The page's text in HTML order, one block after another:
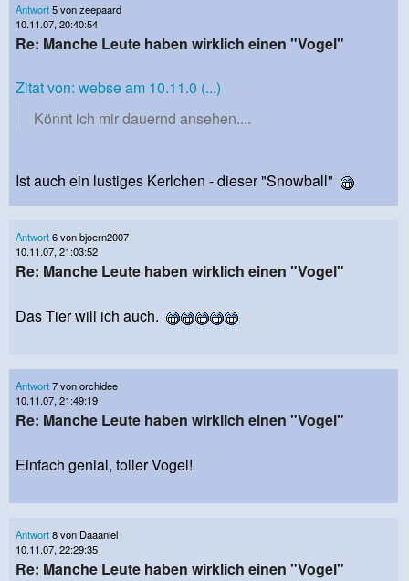
Antwort5 von zeepaard
10.11.07, 20:40:54
Re: Manche Leute haben wirklich einen "Vogel"
Zitat von: webse am 10.11.0 (...)
Könnt ich mir dauernd ansehen....
Ist auch ein lustiges Kerlchen - dieser "Snowball"
Antwort6 von bjoern2007
10.11.07, 21:03:52
Re: Manche Leute haben wirklich einen "Vogel"
Das Tier will ich auch.
Antwort7 von orchidee
10.11.07, 21:49:19
Re: Manche Leute haben wirklich einen "Vogel"
Einfach genial, toller Vogel!
Antwort8 von Daaaniel
10.11.07, 22:29:35
Re: Manche Leute haben wirklich einen "Vogel"